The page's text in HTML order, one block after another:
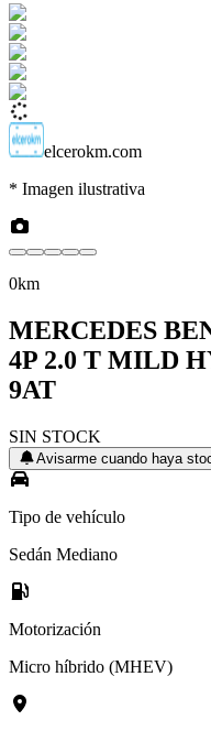
elcerokm.com
* Imagen ilustrativa
0km
MERCEDES
4P 2.0 T MILD
9AT
SIN STOCK
Avisarme cuando haya
Tipo de vehículo
Sedán Mediano
Motorización
Micro híbrido (MHEV)